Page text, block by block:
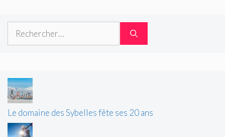
Le domaine des Sybelles fête ses 20 ans